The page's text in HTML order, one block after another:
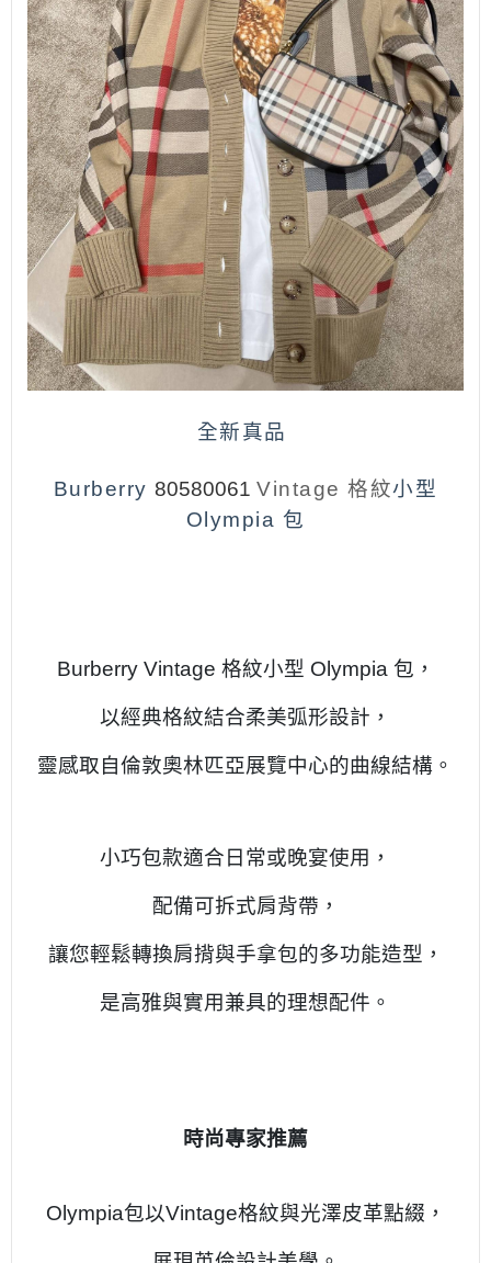
全新真品
Burberry80580061Vintage 格紋小型
Olympia 包
Burberry Vintage 格紋小型 Olympia 包，
以經典格紋結合柔美弧形設計，
靈感取自倫敦奧林匹亞展覽中心的曲線結構。
小巧包款適合日常或晚宴使用，
配備可拆式肩背帶，
讓您輕鬆轉換肩揹與手拿包的多功能造型，
是高雅與實用兼具的理想配件。
時尚專家推薦
Olympia包以Vintage格紋與光澤皮革點綴，